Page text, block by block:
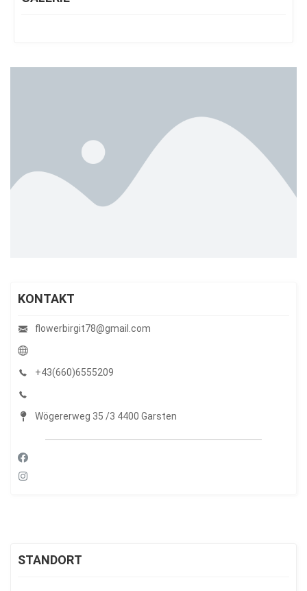
KONTAKT
flowerbirgit78@gmail.com
+43(660)6555209
Wögererweg 35 /3 4400 Garsten
STANDORT